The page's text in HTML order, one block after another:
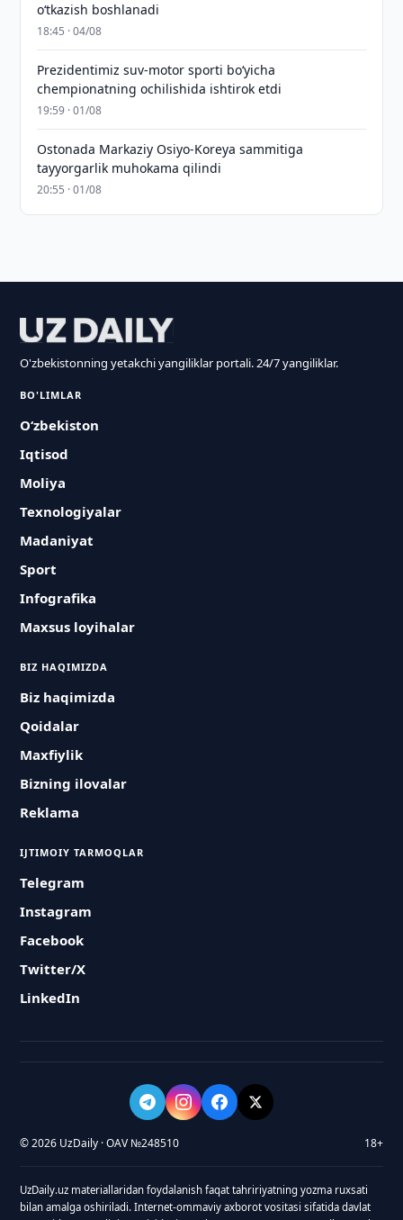
o‘tkazish boshlanadi
18:45 · 04/08
Prezidentimiz suv-motor sporti bo‘yicha
chempionatning ochilishida ishtirok etdi
19:59 · 01/08
Ostonada Markaziy Osiyo-Koreya sammitiga
tayyorgarlik muhokama qilindi
20:55 · 01/08
O'zbekistonning yetakchi yangiliklar portali. 24/7 yangiliklar.
BO'LIMLAR
O‘zbekiston
Iqtisod
Moliya
Texnologiyalar
Madaniyat
Sport
Infografika
Maxsus loyihalar
BIZ HAQIMIZDA
Biz haqimizda
Qoidalar
Maxfiylik
Bizning ilovalar
Reklama
IJTIMOIY TARMOQLAR
Telegram
Instagram
Facebook
Twitter/X
LinkedIn
© 2026 UzDaily · OAV №248510 18+
UzDaily.uz materiallaridan foydalanish faqat tahririyatning yozma ruxsati
bilan amalga oshiriladi. Internet-ommaviy axborot vositasi sifatida davlat